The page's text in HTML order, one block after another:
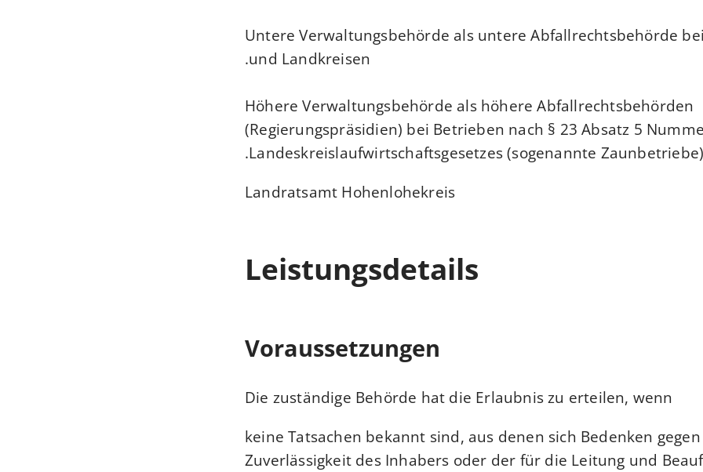
Untere Verwaltungsbehörde als untere Abfallrechtsbehörde
und Landkreisen.
Höhere Verwaltungsbehörde als höhere Abfallrechtsbehörden
(Regierungspräsidien) bei Betrieben nach § 23 Absatz 5
Landeskreislaufwirtschaftsgesetzes (sogenannte Zaunbetriebe).
Landratsamt Hohenlohekreis
Leistungsdetails
Voraussetzungen
Die zuständige Behörde hat die Erlaubnis zu erteilen, wenn
keine Tatsachen bekannt sind, aus denen sich Bedenken
Zuverlässigkeit des Inhabers oder der für die Leitung und